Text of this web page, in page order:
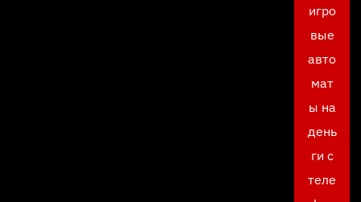
игро
вые
авто
мат
ы на
день
ги с
теле